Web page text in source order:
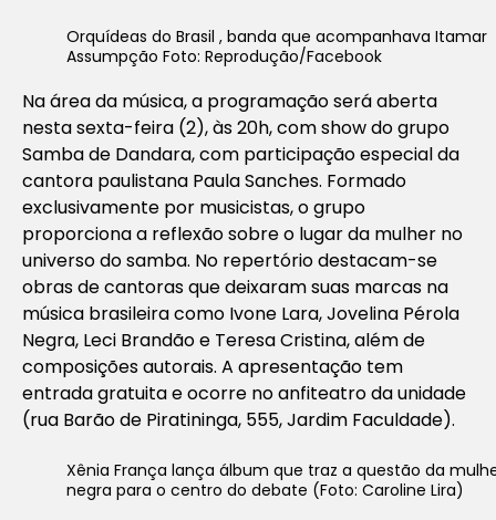
Orquídeas do Brasil , banda que acompanhava Itamar
Assumpção Foto: Reprodução/Facebook
Na área da música, a programação será aberta
nesta sexta-feira (2), às 20h, com show do grupo
Samba de Dandara, com participação especial da
cantora paulistana Paula Sanches. Formado
exclusivamente por musicistas, o grupo
proporciona a reflexão sobre o lugar da mulher no
universo do samba. No repertório destacam-se
obras de cantoras que deixaram suas marcas na
música brasileira como Ivone Lara, Jovelina Pérola
Negra, Leci Brandão e Teresa Cristina, além de
composições autorais. A apresentação tem
entrada gratuita e ocorre no anfiteatro da unidade
(rua Barão de Piratininga, 555, Jardim Faculdade).
Xênia França lança álbum que traz a questão da
negra para o centro do debate (Foto: Caroline Lira)